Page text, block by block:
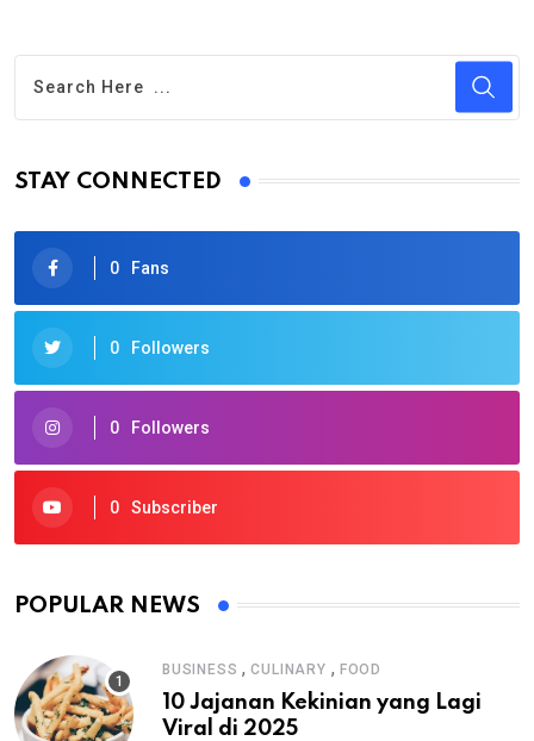
STAY CONNECTED
0 Fans
0 Followers
0 Followers
0 Subscriber
POPULAR NEWS
BUSINESS ,CULINARY , FOOD
10 Jajanan Kekinian yang Lagi
Viral di 2025